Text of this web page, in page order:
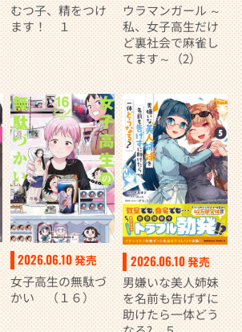
むつ子、精をつけ
ます！ １
ウラマンガール ～
私、女子高生だけ
ど裏社会で麻雀し
てます～（2）
2026.06.10発売
女子高生の無駄づ
かい （１６）
2026.06.10発売
男嫌いな美人姉妹
を名前も告げずに
助けたら一体どう